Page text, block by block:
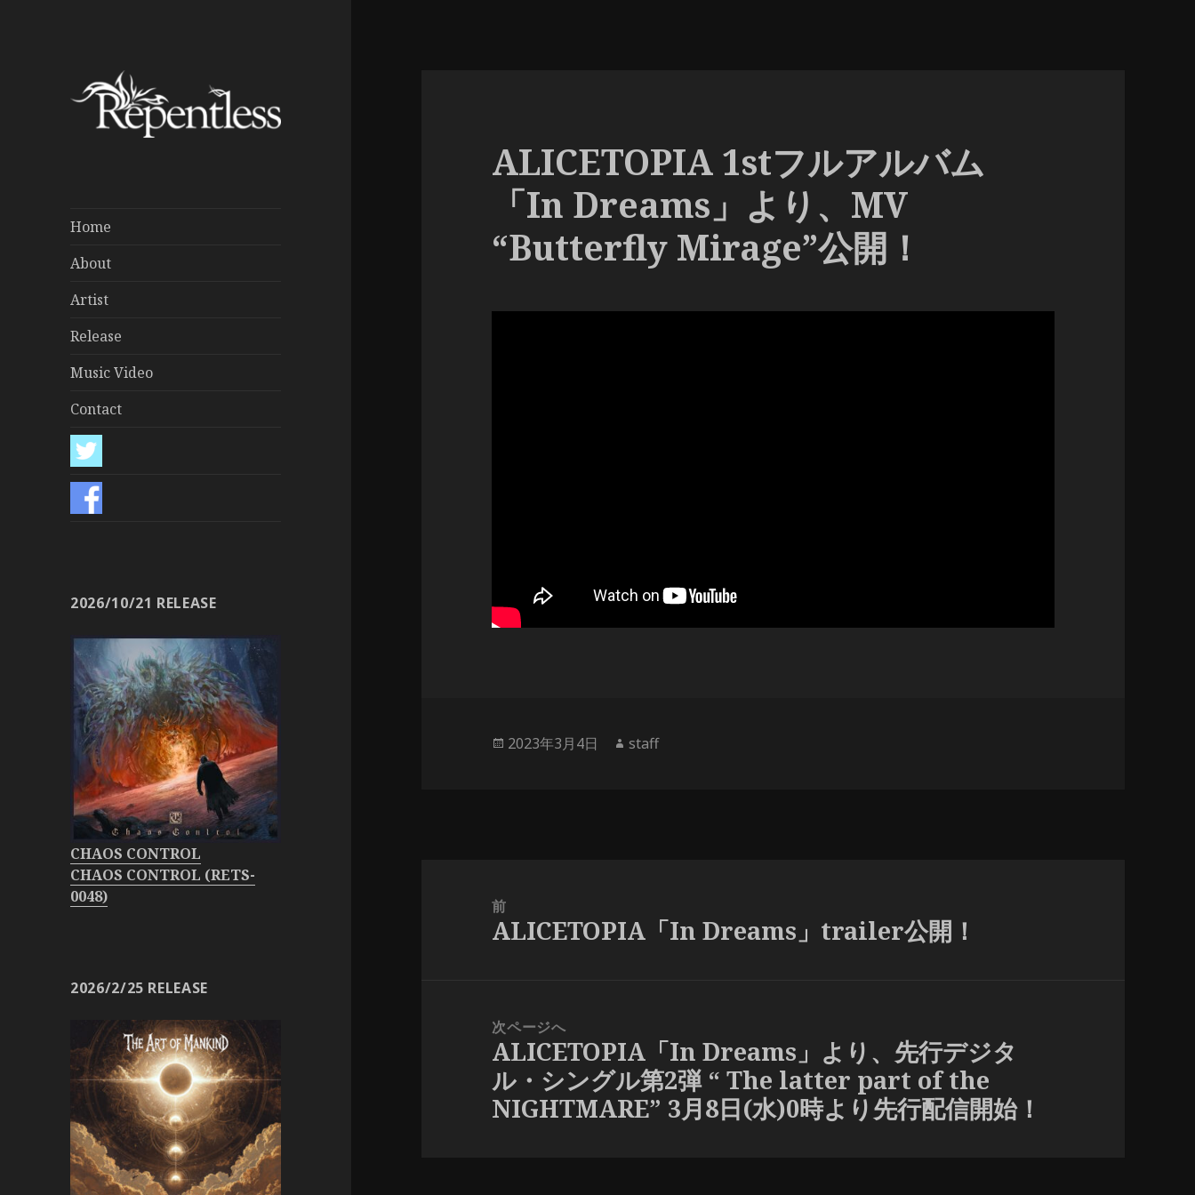
Home
About
Artist
Release
Music Video
Contact
2026/10/21 RELEASE
CHAOS CONTROL
CHAOS CONTROL (RETS-
0048)
2026/2/25 RELEASE
ALICETOPIA 1stフルアルバム
「In Dreams」より、MV
“Butterfly Mirage”公開！
投
2023年3月4日
作
staff
前
前
ALICETOPIA「In Dreams」trailer公開！
次ページへ
次
の
投
ALICETOPIA「In Dreams」より、先行デジタ
ル・シングル第2弾 “ The latter part of the
NIGHTMARE” 3月8日(水)0時より先行配信開始！